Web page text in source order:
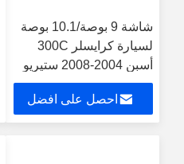
شاشة 9 بوصة/10.1 بوصة
لسيارة كرايسلر 300C
أسبن 2004-2008 ستيريو
متعدد الوسائط للسيارة
احصل على افضل